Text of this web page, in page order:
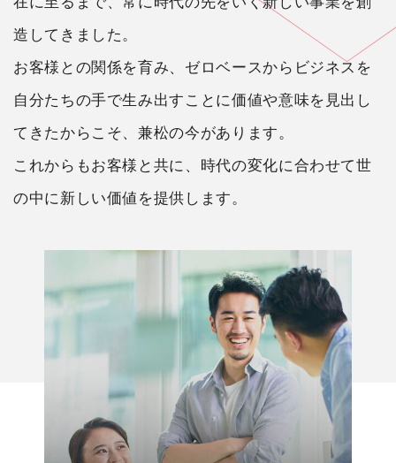
造してきました。
お客様との関係を育み、ゼロベースからビジネスを
自分たちの手で生み出すことに価値や意味を見出し
てきたからこそ、兼松の今があります。
これからもお客様と共に、時代の変化に合わせて世
の中に新しい価値を提供します。